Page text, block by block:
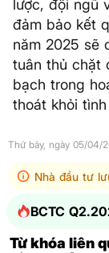
lược, đội ngũ
đảm bảo kết
năm 2025 sẽ
tuân thủ chặt
bạch trong
thoát khỏi
Thứ bảy, ngày 05/04/
Nhà đầu tư
BCTC
Từ khóa liên